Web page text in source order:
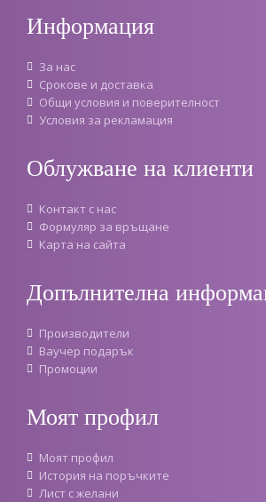
Информация
За нас
Срокове и доставка
Oбщи условия и поверителност
Условия за рекламация
Облужване на клиенти
Контакт с нас
Формуляр за връщане
Карта на сайта
Допълнителна
Производители
Ваучер подарък
Промоции
Моят профил
Моят профил
История на поръчките
Лист с желани